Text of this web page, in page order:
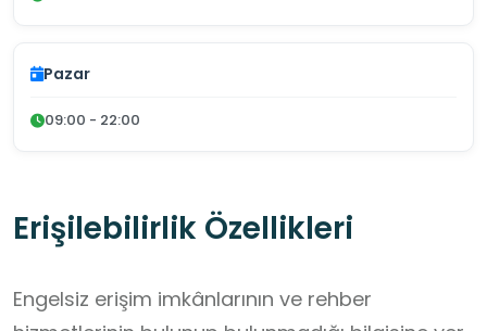
Pazar
09:00 - 22:00
Erişilebilirlik Özellikleri
Engelsiz erişim imkânlarının ve rehber